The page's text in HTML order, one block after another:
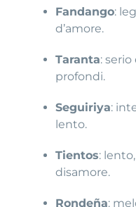
Fandango:
d’amore.
Taranta:
profondi.
Seguiriya:
lento.
Tientos:
disamore.
Rondeña: